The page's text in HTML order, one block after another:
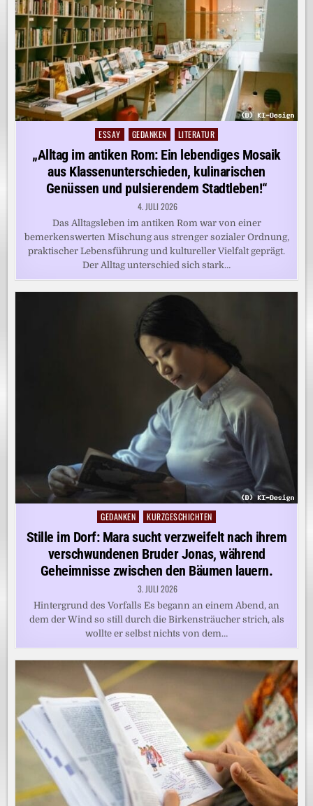
Posted
ESSAY GEDANKEN LITERATUR
„Alltag im antiken Rom: Ein lebendiges Mosaik
aus Klassenunterschieden, kulinarischen
Genüssen und pulsierendem Stadtleben!“
4. JULI 2026
Das Alltagsleben im antiken Rom war von einer
bemerkenswerten Mischung aus strenger sozialer Ordnung,
praktischer Lebensführung und kultureller Vielfalt geprägt.
Der Alltag unterschied sich stark…
Posted
in
GEDANKEN KURZGESCHICHTEN
Stille im Dorf: Mara sucht verzweifelt nach ihrem
verschwundenen Bruder Jonas, während
Geheimnisse zwischen den Bäumen lauern.
3. JULI 2026
Hintergrund des Vorfalls Es begann an einem Abend, an
dem der Wind so still durch die Birkensträucher strich, als
wollte er selbst nichts von dem…